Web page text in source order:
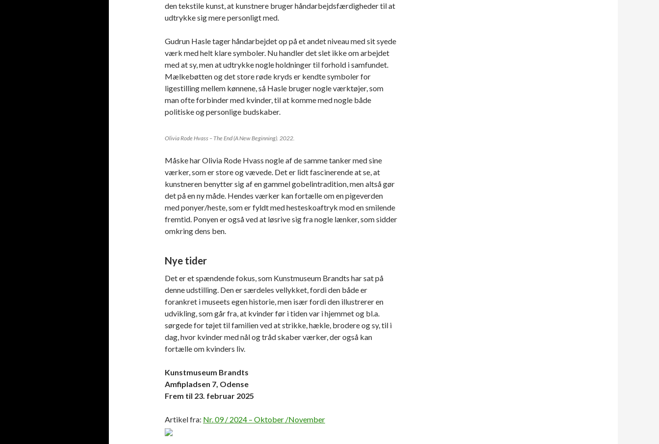
den tekstile kunst, at kunstnere bruger håndarbejdsfærdigheder til at
udtrykke sig mere personligt med.
Gudrun Hasle tager håndarbejdet op på et andet niveau med sit syede
værk med helt klare symboler. Nu handler det slet ikke om arbejdet
med at sy, men at udtrykke nogle holdninger til forhold i samfundet.
Mælkebøtten og det store røde kryds er kendte symboler for
ligestilling mellem kønnene, så Hasle bruger nogle værktøjer, som
man ofte forbinder med kvinder, til at komme med nogle både
politiske og personlige budskaber.
Olivia Rode Hvass – The End (A New Beginning). 2022.
Måske har Olivia Rode Hvass nogle af de samme tanker med sine
værker, som er store og vævede. Det er lidt fascinerende at se, at
kunstneren benytter sig af en gammel gobelintradition, men altså gør
det på en ny måde. Hendes værker kan fortælle om en pigeverden
med ponyer/heste, som er fyldt med hesteskoaftryk mod en smilende
fremtid. Ponyen er også ved at løsrive sig fra nogle lænker, som sidder
omkring dens ben.
Nye tider
Det er et spændende fokus, som Kunstmuseum Brandts har sat på
denne udstilling. Den er særdeles vellykket, fordi den både er
forankret i museets egen historie, men især fordi den illustrerer en
udvikling, som går fra, at kvinder før i tiden var i hjemmet og bl.a.
sørgede for tøjet til familien ved at strikke, hækle, brodere og sy, til i
dag, hvor kvinder med nål og tråd skaber værker, der også kan
fortælle om kvinders liv.
Kunstmuseum Brandts
Amfipladsen 7, Odense
Frem til 23. februar 2025
Artikel fra: Nr. 09 / 2024 – Oktober /November